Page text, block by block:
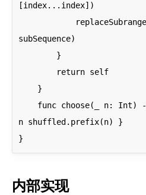
[index...index])
subSequence)
n shuffled.prefix(n) }
内部实现